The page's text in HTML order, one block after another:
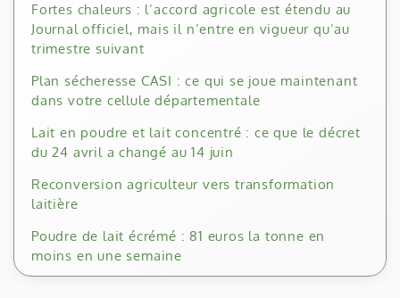
Fortes chaleurs : l’accord agricole est étendu au
Journal officiel, mais il n’entre en vigueur qu’au
trimestre suivant
Plan sécheresse CASI : ce qui se joue maintenant
dans votre cellule départementale
Lait en poudre et lait concentré : ce que le décret
du 24 avril a changé au 14 juin
Reconversion agriculteur vers transformation
laitière
Poudre de lait écrémé : 81 euros la tonne en
moins en une semaine